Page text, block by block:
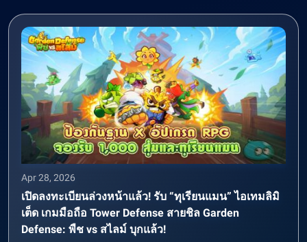
Apr 28, 2026
เปิดลงทะเบียนล่วงหน้าแล้ว! รับ “ทุเรียนแมน” ไอเทมลิมิ
เต็ด เกมมือถือ Tower Defense สายชิล Garden
Defense: พืช vs สไลม์ บุกแล้ว!